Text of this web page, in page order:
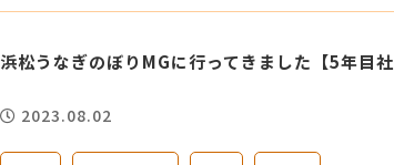
浜松うなぎのぼりMGに行ってきました【5年目社
2023.08.02